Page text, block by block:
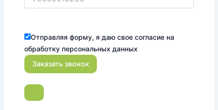
Отправляя форму, я даю свое согласие на
обработку персональных данных